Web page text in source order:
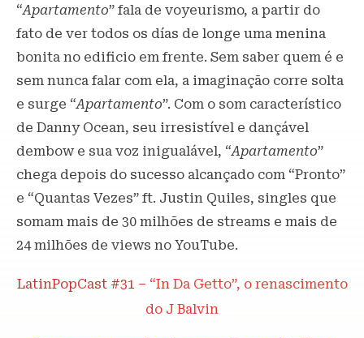
“Apartamento” fala de voyeurismo, a partir do
fato de ver todos os días de longe uma menina
bonita no edificio em frente. Sem saber quem é e
sem nunca falar com ela, a imaginação corre solta
e surge “Apartamento”. Com o som característico
de Danny Ocean, seu irresistível e dançável
dembow e sua voz inigualável, “Apartamento”
chega depois do sucesso alcançado com “Pronto”
e “Quantas Vezes” ft. Justin Quiles, singles que
somam mais de 30 milhões de streams e mais de
24 milhões de views no YouTube.
LatinPopCast #31 – “In Da Getto”, o renascimento
do J Balvin